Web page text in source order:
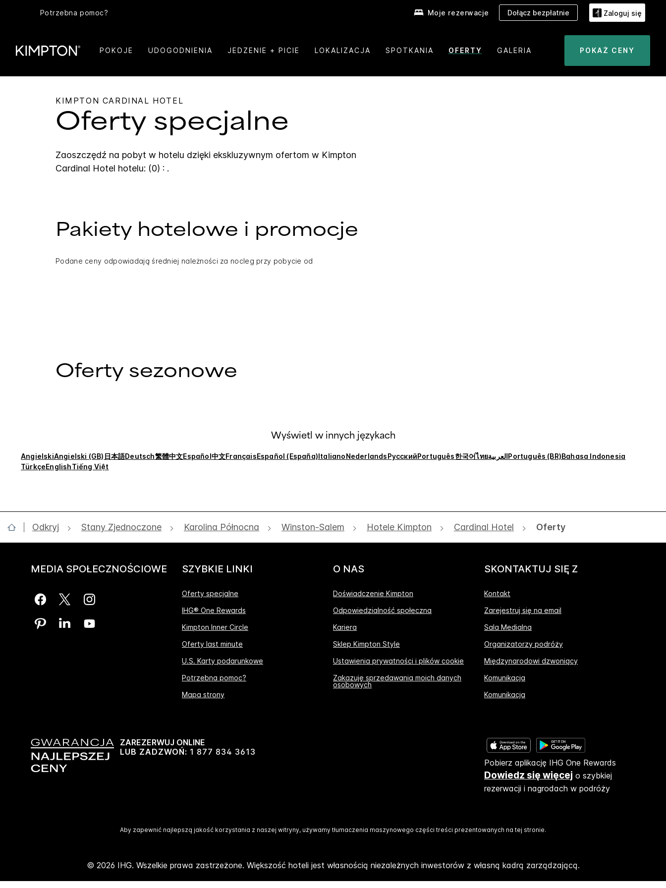
Potrzebna pomoc? Moje rezerwacje Dołącz bezpłatnie Zaloguj się
POKOJE UDOGODNIENIA JEDZENIE + PICIE LOKALIZACJA SPOTKANIA OFERTY GALERIA POKAŻ CENY
KIMPTON CARDINAL HOTEL
Oferty specjalne
Zaoszczędź na pobyt w hotelu dzięki ekskluzywnym ofertom w Kimpton
Cardinal Hotel hotelu: (0) : .
Pakiety hotelowe i promocje
Podane ceny odpowiadają średniej należności za nocleg przy pobycie od
Oferty sezonowe
Wyświetl w innych językach
AngielskiAngielski (GB) 日本語Deutsch繁體中文Español中文FrançaisEspañol (España)ItalianoNederlandsРусскийPortuguês한국어ไทยالعربيةPortuguês (BR)Bahasa Indonesia
TürkçeEnglishTiếng Việt
Odkryj Stany Zjednoczone Karolina Północna Winston-Salem Hotele Kimpton Cardinal Hotel Oferty
MEDIA SPOŁECZNOŚCIOWE SZYBKIE LINKI
Oferty specjalne
IHG® One Rewards
Kimpton Inner Circle
Oferty last minute
U.S. Karty podarunkowe
Potrzebna pomoc?
Mapa strony
O NAS
Doświadczenie Kimpton
Odpowiedzialność społeczna
Kariera
Sklep Kimpton Style
Ustawienia prywatności i plików cookie
Zakazuję sprzedawania moich danych
osobowych
SKONTAKTUJ SIĘ Z
Kontakt
Zarejestruj się na email
Sala Medialna
Organizatorzy podróży
Międzynarodowi dzwoniący
Komunikacja
Komunikacja
ZAREZERWUJ ONLINE
LUB ZADZWOŃ: 1 877 834 3613
Pobierz aplikację IHG One Rewards
Dowiedz się więcej o szybkiej
rezerwacji i nagrodach w podróży
Aby zapewnić najlepszą jakość korzystania z naszej witryny, używamy tłumaczenia maszynowego części treści prezentowanych na tej stronie.
© 2026 IHG. Wszelkie prawa zastrzeżone. Większość hoteli jest własnością niezależnych inwestorów z własną kadrą zarządzającą.